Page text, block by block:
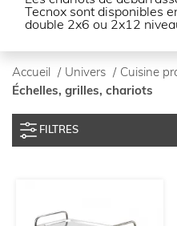
Tecnox sont disponibles
double 2x6 ou 2x12
Accueil / Univers / Cuisine
Échelles, grilles, chariots
FILTRES